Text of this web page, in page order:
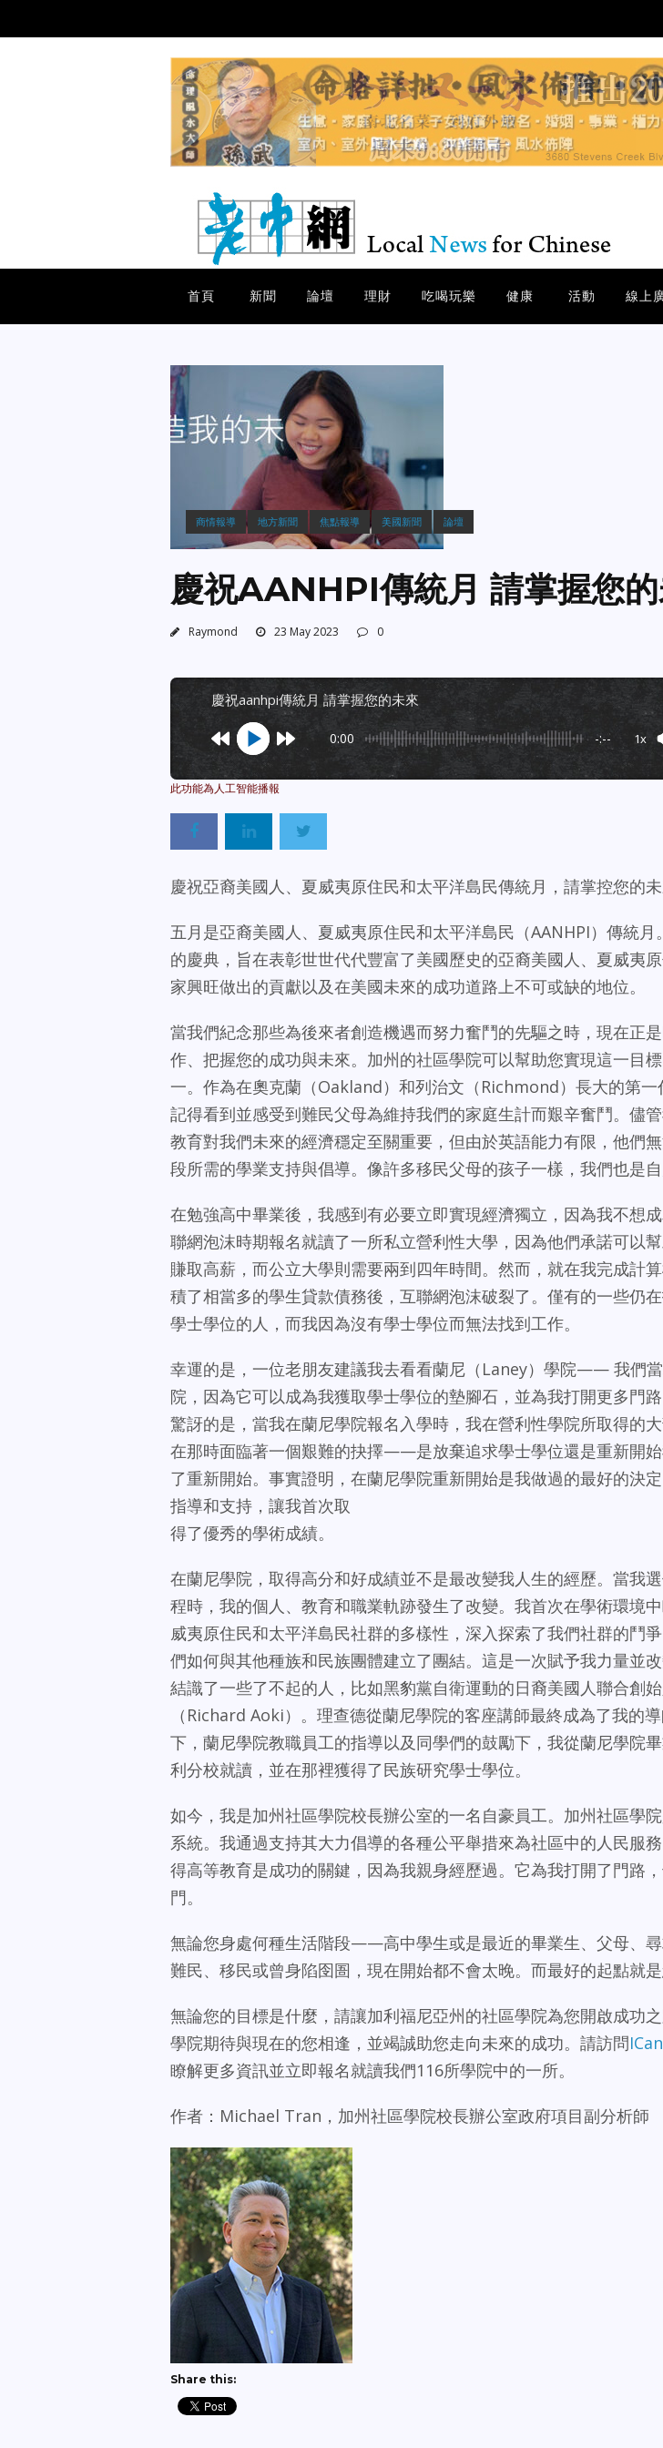
首頁 新聞 論壇 理財 吃喝玩樂 健康 活動 線上
商情報導 地方新聞 焦點報導 美國新聞 論壇
慶祝AANHPI傳統月 請掌握您
Raymond 23 May 2023 0
慶祝aanhpi傳統月 請掌握您的未來
0:00 -:-- 1x
慶祝亞裔美國人、夏威夷原住民和太平洋島民傳統月，請掌控您的未
五月是亞裔美國人、夏威夷原住民和太平洋島民（AANHPI）傳統月
的慶典，旨在表彰世世代代豐富了美國歷史的亞裔美國人、夏威夷
家興旺做出的貢獻以及在美國未來的成功道路上不可或缺的地位。
當我們紀念那些為後來者創造機遇而努力奮鬥的先驅之時，現在正
作、把握您的成功與未來。加州的社區學院可以幫助您實現這一目
一。作為在奧克蘭（Oakland）和列治文（Richmond）長大的第一
記得看到並感受到難民父母為維持我們的家庭生計而艱辛奮鬥。儘
教育對我們未來的經濟穩定至關重要，但由於英語能力有限，他們
段所需的學業支持與倡導。像許多移民父母的孩子一樣，我們也是自
在勉強高中畢業後，我感到有必要立即實現經濟獨立，因為我不想
聯網泡沫時期報名就讀了一所私立營利性大學，因為他們承諾可以
賺取高薪，而公立大學則需要兩到四年時間。然而，就在我完成計
積了相當多的學生貸款債務後，互聯網泡沫破裂了。僅有的一些仍
學士學位的人，而我因為沒有學士學位而無法找到工作。
幸運的是，一位老朋友建議我去看看蘭尼（Laney）學院—— 我們
院，因為它可以成為我獲取學士學位的墊腳石，並為我打開更多門
驚訝的是，當我在蘭尼學院報名入學時，我在營利性學院所取得的
在那時面臨著一個艱難的抉擇——是放棄追求學士學位還是重新開
了重新開始。事實證明，在蘭尼學院重新開始是我做過的最好的決
指導和支持，讓我首次取
得了優秀的學術成績。
在蘭尼學院，取得高分和好成績並不是最改變我人生的經歷。當我
程時，我的個人、教育和職業軌跡發生了改變。我首次在學術環境
威夷原住民和太平洋島民社群的多樣性，深入探索了我們社群的鬥
們如何與其他種族和民族團體建立了團結。這是一次賦予我力量並
結識了一些了不起的人，比如黑豹黨自衛運動的日裔美國人聯合創始
（Richard Aoki）。理查德從蘭尼學院的客座講師最終成為了我的
下，蘭尼學院教職員工的指導以及同學們的鼓勵下，我從蘭尼學院
利分校就讀，並在那裡獲得了民族研究學士學位。
如今，我是加州社區學院校長辦公室的一名自豪員工。加州社區學
系統。我通過支持其大力倡導的各種公平舉措來為社區中的人民服
得高等教育是成功的關鍵，因為我親身經歷過。它為我打開了門路
門。
無論您身處何種生活階段——高中學生或是最近的畢業生、父母、尋
難民、移民或曾身陷囹圄，現在開始都不會太晚。而最好的起點就是
無論您的目標是什麼，請讓加利福尼亞州的社區學院為您開啟成功
學院期待與現在的您相逢，並竭誠助您走向未來的成功。請訪問
瞭解更多資訊並立即報名就讀我們116所學院中的一所。
作者：Michael Tran，加州社區學院校長辦公室政府項目副分析師
Share this: